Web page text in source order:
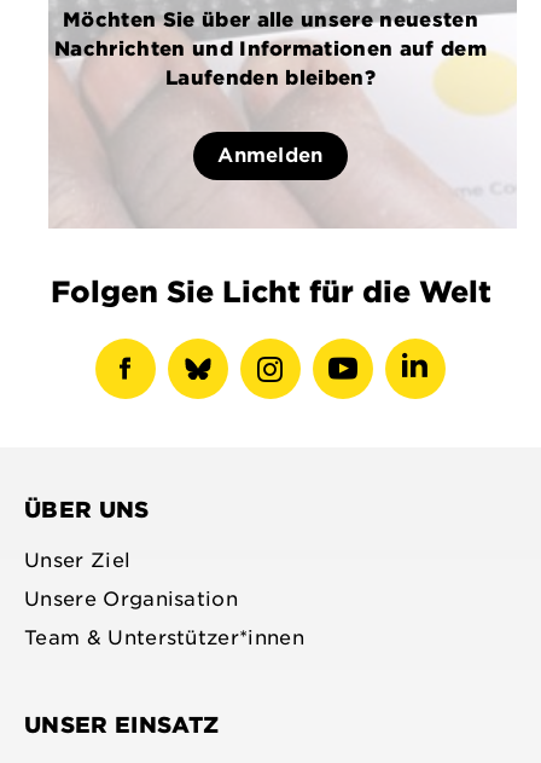
Möchten Sie über alle unsere neuesten
Nachrichten und Informationen auf dem
Laufenden bleiben?
Anmelden
Folgen Sie Licht für die Welt
Facebook-
show
Instagram-Youtube-LinkedIN-
ÜBER UNS
Unser Ziel
Unsere Organisation
Team & Unterstützer*innen
UNSER EINSATZ